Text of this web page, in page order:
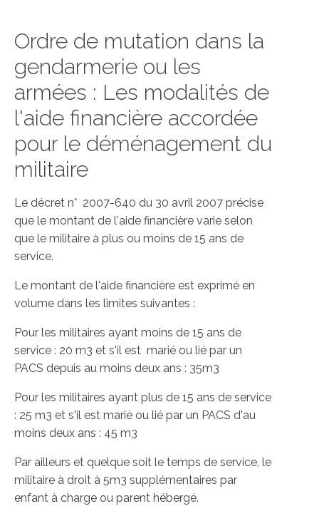
Ordre de mutation dans la
gendarmerie ou les
armées : Les modalités de
l'aide financière accordée
pour le déménagement du
militaire
Le décret n° 2007-640 du 30 avril 2007 précise
que le montant de l'aide financière varie selon
que le militaire à plus ou moins de 15 ans de
service.
Le montant de l'aide financière est exprimé en
volume dans les limites suivantes :
Pour les militaires ayant moins de 15 ans de
service : 20 m3 et s'il est marié ou lié par un
PACS depuis au moins deux ans : 35m3
Pour les militaires ayant plus de 15 ans de service
: 25 m3 et s'il est marié ou lié par un PACS d'au
moins deux ans : 45 m3
Par ailleurs et quelque soit le temps de service, le
militaire à droit à 5m3 supplémentaires par
enfant à charge ou parent hébergé.